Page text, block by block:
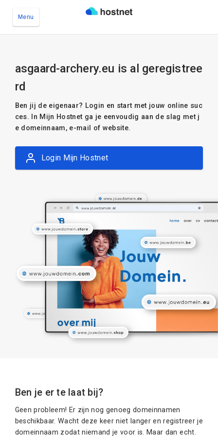
Menu
asgaard-archery.eu is al geregistree
rd
Ben jij de eigenaar? Login en start met jouw online suc
ces. In Mijn Hostnet ga je eenvoudig aan de slag met j
e domeinnaam, e-mail of website.
Login Mijn Hostnet
Ben je er te laat bij?
Geen probleem! Er zijn nog genoeg domeinnamen
beschikbaar. Wacht deze keer niet langer en registreer je
domeinnaam zodat niemand je voor is. Maar dan echt.